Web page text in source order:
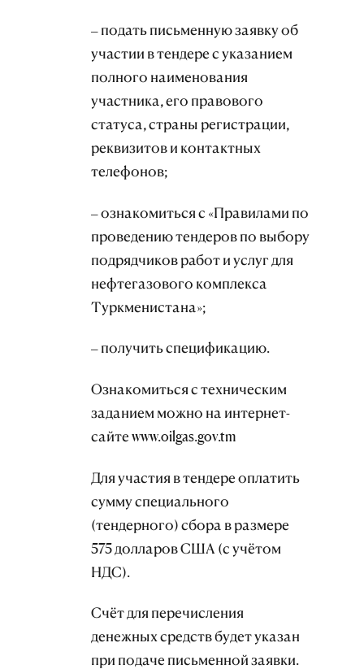
– подать письменную заявку об
участии в тендере с указанием
полного наименования
участника, его правового
статуса, страны регистрации,
реквизитов и контактных
телефонов;
– ознакомиться с «Правилами по
проведению тендеров по выбору
подрядчиков работ и услуг для
нефтегазового комплекса
Туркменистана»;
– получить спецификацию.
Ознакомиться с техническим
заданием можно на интернет-
сайте www.oilgas.gov.tm
Для участия в тендере оплатить
сумму специального
(тендерного) сбора в размере
575 долларов США (с учётом
НДС).
Счёт для перечисления
денежных средств будет указан
при подаче письменной заявки.